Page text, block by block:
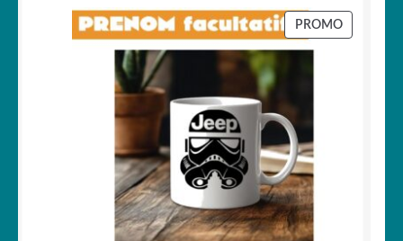
initial
était :
19,90 €.
actuel
est :
15,99 €.
PROMOPRODUIT